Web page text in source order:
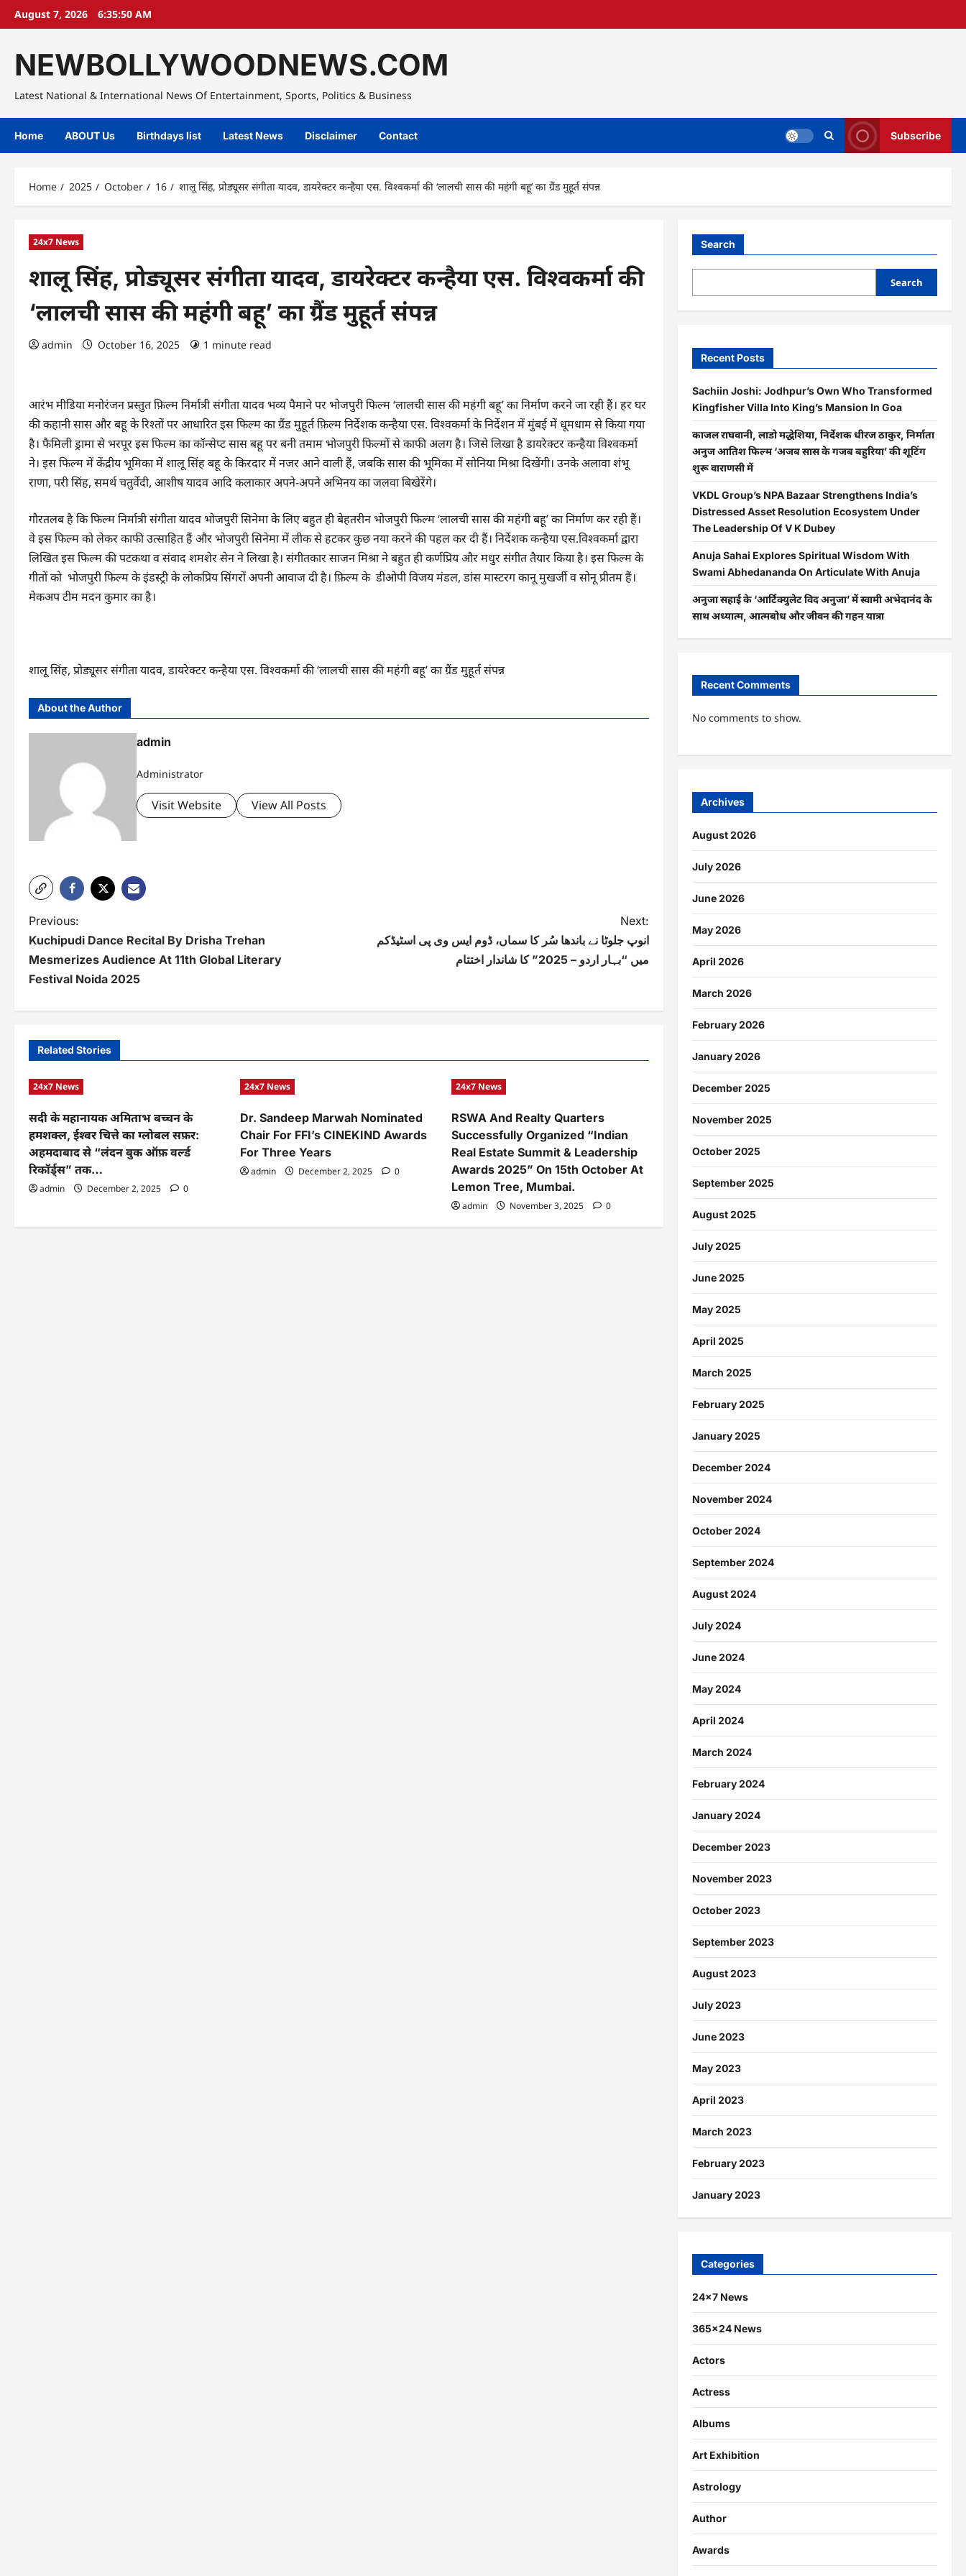
SkipAugust 7, 2026 6:35:51 AM
NEWBOLLYWOODNEWS.COM
Latest National & International News Of Entertainment, Sports, Politics & Business
Home ABOUT Us Birthdays list Latest News Disclaimer Contact Subscribe
Home 2025 October 16 शालू सिंह, प्रोड्यूसर संगीता यादव, डायरेक्टर कन्हैया एस. विश्वकर्मा की ‘लालची सास की महंगी बहू’ का ग्रैंड मुहूर्त संपन्न
24x7 News
शालू सिंह, प्रोड्यूसर संगीता यादव, डायरेक्टर कन्हैया एस. विश्वकर्मा की
‘लालची सास की महंगी बहू’ का ग्रैंड मुहूर्त संपन्न
admin October 16, 2025 1 minute read
आरंभ मीडिया मनोरंजन प्रस्तुत फ़िल्म निर्मात्री संगीता यादव भव्य पैमाने पर भोजपुरी फिल्म ‘लालची सास की महंगी बहू’ का निर्माण करने जा रही हैं। हर घर
की कहानी सास और बहू के रिश्तों पर आधारित इस फिल्म का ग्रैंड मुहूर्त फ़िल्म निर्देशक कन्हैया एस. विश्वकर्मा के निर्देशन में मुंबई में धूमधाम से किया गया
है। फैमिली ड्रामा से भरपूर इस फिल्म का कॉन्सेप्ट सास बहू पर बनी तमाम भोजपुरी फिल्मों से काफी अलग है। जिसे लिखा है डायरेक्टर कन्हैया विश्वकर्मा
ने। इस फिल्म में केंद्रीय भूमिका में शालू सिंह बहू के किरदार में नजर आने वाली हैं, जबकि सास की भूमिका में सोनिया मिश्रा दिखेंगी। उनके अलावा शंभू
राणा, परी सिंह, समर्थ चतुर्वेदी, आशीष यादव आदि कलाकार अपने-अपने अभिनय का जलवा बिखेरेंगे।
गौरतलब है कि फिल्म निर्मात्री संगीता यादव भोजपुरी सिनेमा के लिए बहुत ही बेहतरीन भोजपुरी फिल्म ‘लालची सास की महंगी बहू’ का निर्माण कर रही हैं।
वे इस फिल्म को लेकर काफी उत्साहित हैं और भोजपुरी सिनेमा में लीक से हटकर कुछ नया करने की पहल कर दी हैं। निर्देशक कन्हैया एस.विश्वकर्मा द्वारा
लिखित इस फिल्म की पटकथा व संवाद शमशेर सेन ने लिखा है। संगीतकार साजन मिश्रा ने बहुत ही कर्णप्रिय और मधुर संगीत तैयार किया है। इस फिल्म के
गीतों को भोजपुरी फिल्म के इंडस्ट्री के लोकप्रिय सिंगरों अपनी आवाज दी है। फ़िल्म के डीओपी विजय मंडल, डांस मास्टरग कानू मुखर्जी व सोनू प्रीतम हैं।
मेकअप टीम मदन कुमार का है।
शालू सिंह, प्रोड्यूसर संगीता यादव, डायरेक्टर कन्हैया एस. विश्वकर्मा की ‘लालची सास की महंगी बहू’ का ग्रैंड मुहूर्त संपन्न
About the Author
admin
Administrator
Visit Website View All Posts
P
o
s
v
g
a
t
o
Previous:
Kuchipudi Dance Recital By Drisha Trehan
Mesmerizes Audience At 11th Global Literary
Festival Noida 2025
Next:
انوپ جلوٹا نے باندھا سُر کا سماں، ڈوم ایس وی پی اسٹیڈکم
میں “بہار اردو – 2025” کا شاندار اختتام
Related Stories
24x7 News
सदी के महानायक अमिताभ बच्चन के
हमशक्ल, ईश्वर चित्ते का ग्लोबल सफ़र:
अहमदाबाद से “लंदन बुक ऑफ़ वर्ल्ड
रिकॉर्ड्स” तक…
admin December 2, 2025 0
24x7 News
Dr. Sandeep Marwah Nominated
Chair For FFI’s CINEKIND Awards
For Three Years
admin December 2, 2025 0
24x7 News
RSWA And Realty Quarters
Successfully Organized “Indian
Real Estate Summit & Leadership
Awards 2025” On 15th October At
Lemon Tree, Mumbai.
admin November 3, 2025 0
Search
Search
Recent Posts
Sachiin Joshi: Jodhpur’s Own Who Transformed
Kingfisher Villa Into King’s Mansion In Goa
काजल राघवानी, लाडो मद्धेशिया, निर्देशक धीरज ठाकुर, निर्माता
अनुज आतिश फिल्म ‘अजब सास के गजब बहुरिया’ की शूटिंग
शुरू वाराणसी में
VKDL Group’s NPA Bazaar Strengthens India’s
Distressed Asset Resolution Ecosystem Under
The Leadership Of V K Dubey
Anuja Sahai Explores Spiritual Wisdom With
Swami Abhedananda On Articulate With Anuja
अनुजा सहाई के ‘आर्टिक्युलेट विद अनुजा’ में स्वामी अभेदानंद के
साथ अध्यात्म, आत्मबोध और जीवन की गहन यात्रा
Recent Comments
No comments to show.
Archives
August 2026
July 2026
June 2026
May 2026
April 2026
March 2026
February 2026
January 2026
December 2025
November 2025
October 2025
September 2025
August 2025
July 2025
June 2025
May 2025
April 2025
March 2025
February 2025
January 2025
December 2024
November 2024
October 2024
September 2024
August 2024
July 2024
June 2024
May 2024
April 2024
March 2024
February 2024
January 2024
December 2023
November 2023
October 2023
September 2023
August 2023
July 2023
June 2023
May 2023
April 2023
March 2023
February 2023
January 2023
Categories
24×7 News
365×24 News
Actors
Actress
Albums
Art Exhibition
Astrology
Author
Awards